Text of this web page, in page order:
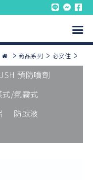
商品系列 必安住
預防噴劑
式/氣霧式
防蚊液